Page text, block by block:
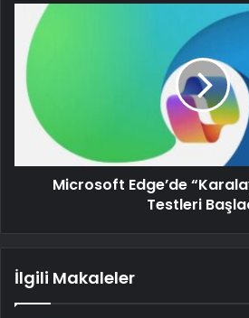
Microsoft Edge’de
Testleri
İlgili Makaleler